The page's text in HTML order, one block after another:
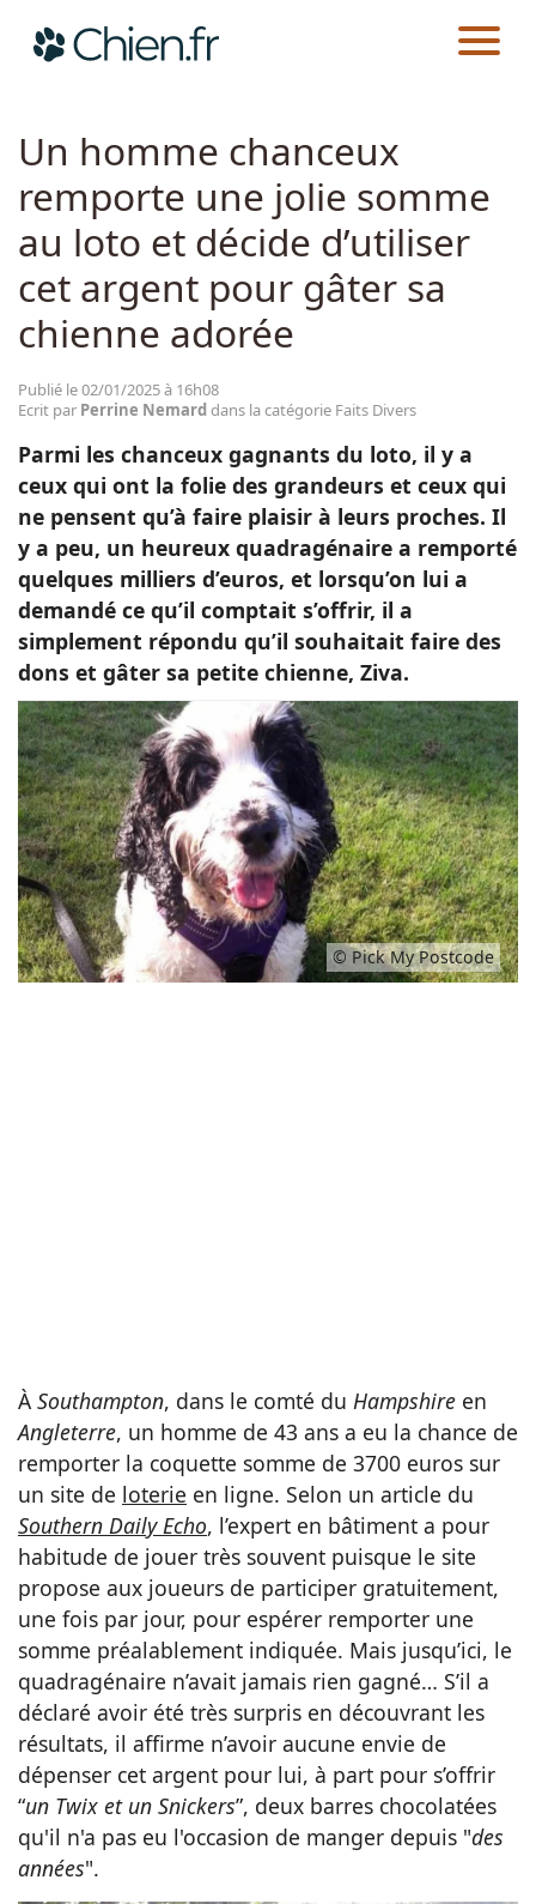
Races
CHIEN.FR ACTUALITÉS
Un homme chanceux
remporte une jolie somme
au loto et décide d’utiliser
cet argent pour gâter sa
chienne adorée
Publié le 02/01/2025 à 16h08
Ecrit par Perrine Nemarddans la catégorie Faits Divers
Parmi les chanceux gagnants du loto, il y a
ceux qui ont la folie des grandeurs et ceux qui
ne pensent qu’à faire plaisir à leurs proches. Il
y a peu, un heureux quadragénaire a remporté
quelques milliers d’euros, et lorsqu’on lui a
demandé ce qu’il comptait s’offrir, il a
simplement répondu qu’il souhaitait faire des
dons et gâter sa petite chienne, Ziva.
© Pick My Postcode
À Southampton, dans le comté du Hampshire en
Angleterre, un homme de 43 ans a eu la chance de
remporter la coquette somme de 3700 euros sur
un site de loterie en ligne. Selon un article du
Southern Daily Echo, l’expert en bâtiment a pour
habitude de jouer très souvent puisque le site
propose aux joueurs de participer gratuitement,
une fois par jour, pour espérer remporter une
somme préalablement indiquée. Mais jusqu’ici, le
quadragénaire n’avait jamais rien gagné… S’il a
déclaré avoir été très surpris en découvrant les
résultats, il affirme n’avoir aucune envie de
dépenser cet argent pour lui, à part pour s’offrir
“un Twix et un Snickers”, deux barres chocolatées
qu'il n'a pas eu l'occasion de manger depuis "des
années".